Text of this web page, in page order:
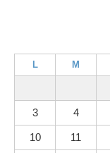
L M
3 4
10 11